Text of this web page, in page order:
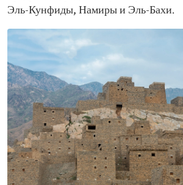
Эль-Кунфиды, Намиры и Эль-Бахи.